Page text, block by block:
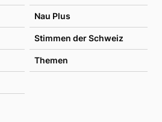
Nau Plus
Stimmen der Schweiz
Themen